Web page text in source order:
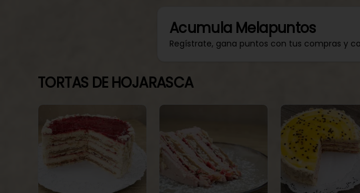
Acumula Melapuntos
Regístrate, gana puntos con tus compras y
TORTAS DE HOJARASCA